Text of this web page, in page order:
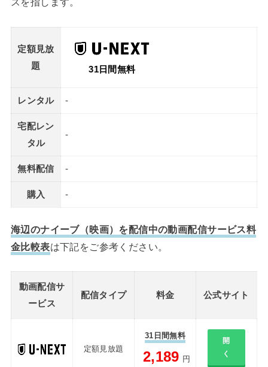
定額見放
題
31日間無料
レンタル -
宅配レン
タル
-
無料配信 -
購入 -
海辺のナイーブ（映画）を配信中の動画配信サービス料
金比較表は下記をご参考ください。
動画配信サ
ービス
配信タイプ 料金 公式サイト
定額見放題
31日間無料
2,189 円
開
く